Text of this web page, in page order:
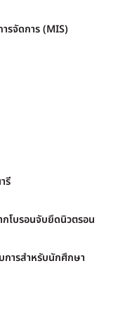
รจัดการ (MIS)
รี
โบรอนจับยึดนิวตรอน
การสำหรับนักศึกษา